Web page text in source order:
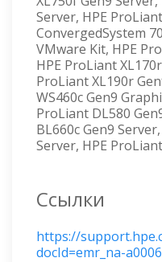
Server, HPE
ConvergedSystem
VMware Kit, HPE
HPE ProLiant
ProLiant XL190r
WS460c Gen9
ProLiant DL580
BL660c Gen9
Server, HPE
Ссылки
https://
docId=emr_na-